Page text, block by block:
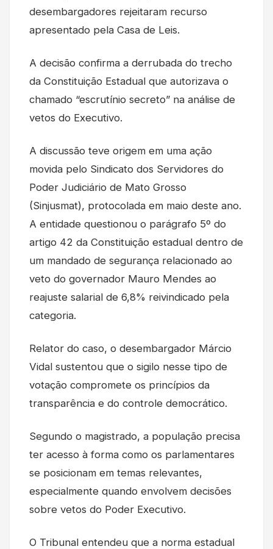
desembargadores rejeitaram recurso
apresentado pela Casa de Leis.
A decisão confirma a derrubada do trecho
da Constituição Estadual que autorizava o
chamado “escrutínio secreto” na análise de
vetos do Executivo.
A discussão teve origem em uma ação
movida pelo Sindicato dos Servidores do
Poder Judiciário de Mato Grosso
(Sinjusmat), protocolada em maio deste ano.
A entidade questionou o parágrafo 5º do
artigo 42 da Constituição estadual dentro de
um mandado de segurança relacionado ao
veto do governador Mauro Mendes ao
reajuste salarial de 6,8% reivindicado pela
categoria.
Relator do caso, o desembargador Márcio
Vidal sustentou que o sigilo nesse tipo de
votação compromete os princípios da
transparência e do controle democrático.
Segundo o magistrado, a população precisa
ter acesso à forma como os parlamentares
se posicionam em temas relevantes,
especialmente quando envolvem decisões
sobre vetos do Poder Executivo.
O Tribunal entendeu que a norma estadual